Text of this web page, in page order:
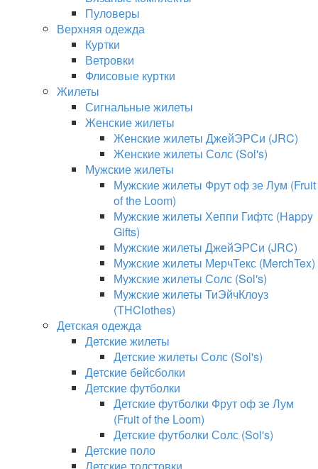
Пуловеры
Верхняя одежда
Куртки
Ветровки
Флисовые куртки
Жилеты
Сигнальные жилеты
Женские жилеты
Женские жилеты ДжейЭРСи (JRC)
Женские жилеты Солс (Sol's)
Мужские жилеты
Мужские жилеты Фрут оф зе Лум (Fruit
of the Loom)
Мужские жилеты Хеппи Гифтс (Happy
Gifts)
Мужские жилеты ДжейЭРСи (JRC)
Мужские жилеты МерчТекс (MerchTex)
Мужские жилеты Солс (Sol's)
Мужские жилеты ТиЭйчКлоуз
(THClothes)
Детская одежда
Детские жилеты
Детские жилеты Солс (Sol's)
Детские бейсболки
Детские футболки
Детские футболки Фрут оф зе Лум
(Fruit of the Loom)
Детские футболки Солс (Sol's)
Детские поло